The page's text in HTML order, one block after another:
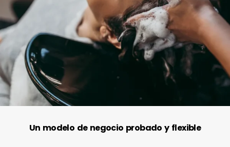
Un modelo de negocio probado y flexible